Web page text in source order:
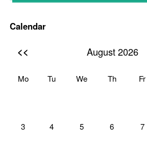
Calendar
<< August 2026
Mo Tu We Th Fr
3 4 5 6 7